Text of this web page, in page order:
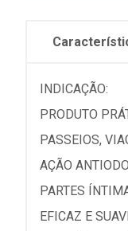
INDICAÇÃO:
PRODUTO
PASSEIOS,
AÇÃO
PARTES
EFICAZ E